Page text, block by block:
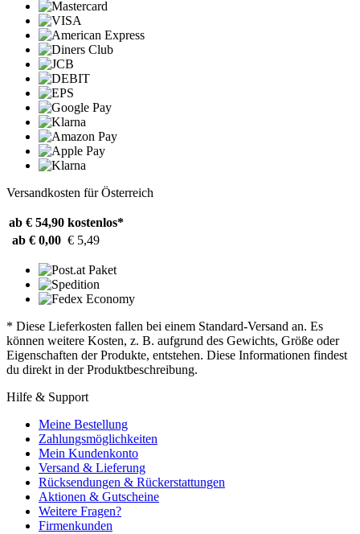
Versandkosten für Österreich
ab € 54,90 kostenlos*
ab € 0,00 € 5,49
* Diese Lieferkosten fallen bei einem Standard-Versand an. Es
können weitere Kosten, z. B. aufgrund des Gewichts, Größe oder
Eigenschaften der Produkte, entstehen. Diese Informationen findest
du direkt in der Produktbeschreibung.
Hilfe & Support
Meine Bestellung
Zahlungsmöglichkeiten
Mein Kundenkonto
Versand & Lieferung
Rücksendungen & Rückerstattungen
Aktionen & Gutscheine
Weitere Fragen?
Firmenkunden